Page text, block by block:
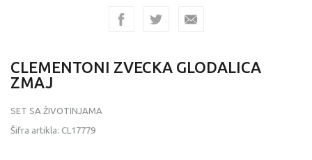
CLEMENTONI ZVECKA GLODALICA
ZMAJ
SET SA ŽIVOTINJAMA
Šifra artikla: CL17779